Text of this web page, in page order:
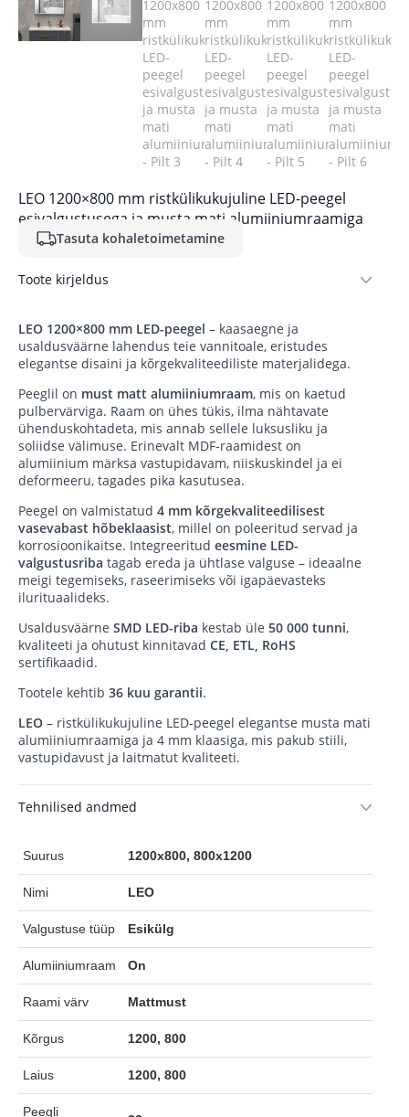
LEO 1200×800 mm ristkülikukujuline LED-peegel
esivalgustusega ja musta mati alumiiniumraamiga
Tasuta kohaletoimetamine
Toote kirjeldus
LEO 1200×800 mm LED-peegel – kaasaegne ja
usaldusväärne lahendus teie vannitoale, eristudes
elegantse disaini ja kõrgekvaliteediliste materjalidega.
Peeglil on must matt alumiiniumraam, mis on kaetud
pulbervärviga. Raam on ühes tükis, ilma nähtavate
ühenduskohtadeta, mis annab sellele luksusliku ja
soliidse välimuse. Erinevalt MDF-raamidest on
alumiinium märksa vastupidavam, niiskuskindel ja ei
deformeeru, tagades pika kasutusea.
Peegel on valmistatud 4 mm kõrgekvaliteedilisest
vasevabast hõbeklaasist, millel on poleeritud servad ja
korrosioonikaitse. Integreeritud eesmine LED-
valgustusriba tagab ereda ja ühtlase valguse – ideaalne
meigi tegemiseks, raseerimiseks või igapäevasteks
ilurituaalideks.
Usaldusväärne SMD LED-riba kestab üle 50 000 tunni,
kvaliteeti ja ohutust kinnitavad CE, ETL, RoHS
sertifikaadid.
Tootele kehtib 36 kuu garantii.
LEO – ristkülikukujuline LED-peegel elegantse musta mati
alumiiniumraamiga ja 4 mm klaasiga, mis pakub stiili,
vastupidavust ja laitmatut kvaliteeti.
Tehnilised andmed
Suurus 1200x800, 800x1200
Nimi LEO
Valgustuse tüüp Esikülg
Alumiiniumraam On
Raami värv Mattmust
Kõrgus 1200, 800
Laius 1200, 800
Peegli